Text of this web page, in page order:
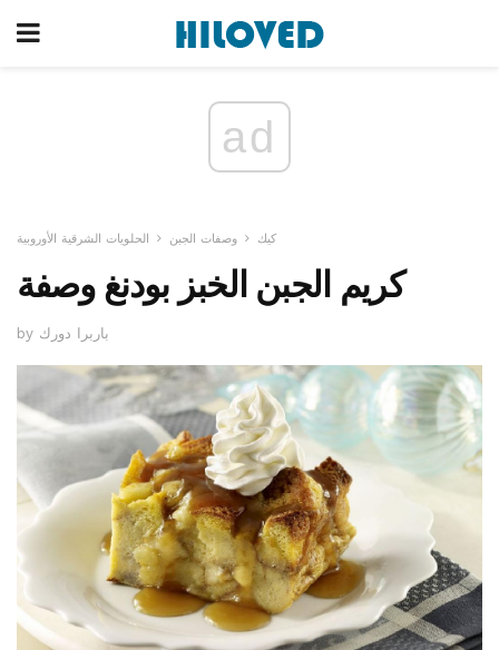
ad
كيك وصفات الجبن الحلويات الشرقية الأوروبية
كريم الجبن الخبز بودنغ وصفة
by باربرا دورك